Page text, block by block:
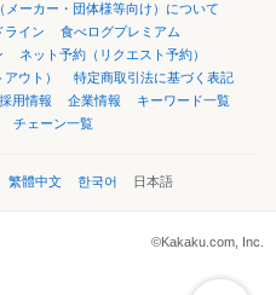
メーカー・団体様等向け）について
ライン
食べログプレミアム
ネット予約（リクエスト予約）
ウト）
特定商取引法に基づく表記
採用情報 企業情報
キーワード一覧
チェーン一覧
繁體中文 한국어 日本語
©Kakaku.com, Inc.